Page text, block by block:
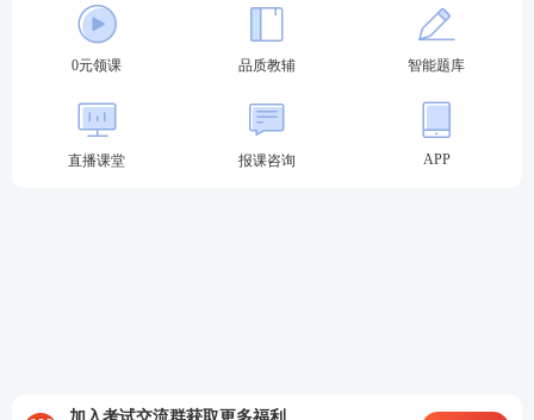
查漏补缺，针对性复习
复习在精不在多，在质不在量！搞懂每个正确选项为
何正确，每个错误选项为何错误，而且要通过不断研
究真题，找准自己的薄弱点和没有复习到的点，才能
0元领课 品质教辅 智能题库
直播课堂 报课咨询 APP